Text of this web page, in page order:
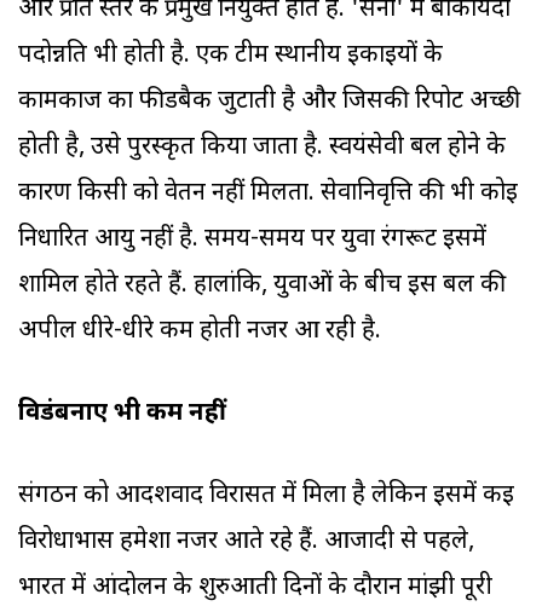
और प्रांत स्तर के प्रमुख नियुक्त होते हैं. 'सेना' में बाकायदा
पदोन्नति भी होती है. एक टीम स्थानीय इकाइयों के
कामकाज का फीडबैक जुटाती है और जिसकी रिपोर्ट अच्छी
होती है, उसे पुरस्कृत किया जाता है. स्वयंसेवी बल होने के
कारण किसी को वेतन नहीं मिलता. सेवानिवृत्ति की भी कोई
निर्धारित आयु नहीं है. समय-समय पर युवा रंगरूट इसमें
शामिल होते रहते हैं. हालांकि, युवाओं के बीच इस बल की
अपील धीरे-धीरे कम होती नजर आ रही है.
विडंबनाएं भी कम नहीं
संगठन को आदर्शवाद विरासत में मिला है लेकिन इसमें कई
विरोधाभास हमेशा नजर आते रहे हैं. आजादी से पहले,
भारत में आंदोलन के शुरुआती दिनों के दौरान मांझी पूरी